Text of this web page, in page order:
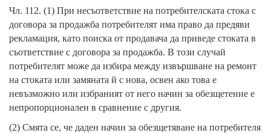
Чл. 112. (1) При несъответствие на потребителската стока с
договора за продажба потребителят има право да предяви
рекламация, като поиска от продавача да приведе стоката в
съответствие с договора за продажба. В този случай
потребителят може да избира между извършване на ремонт
на стоката или замяната й с нова, освен ако това е
невъзможно или избраният от него начин за обезщетение е
непропорционален в сравнение с другия.
(2) Смята се, че даден начин за обезщетяване на потребителя